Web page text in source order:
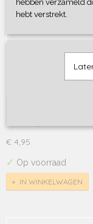
€ 4,95
✓ Op voorraad
IN WINKELWAGEN
hebben verzameld
hebt verstrekt.